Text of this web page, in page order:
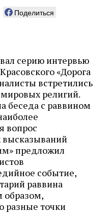
Поделиться
серию интервью
«Дорога
встретились
религий.
беседа с раввином
вопрос
предложил
событие,
раввина
образом,
разные точки